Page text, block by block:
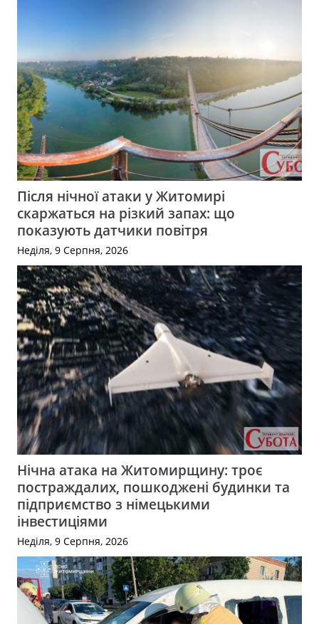
Після нічної атаки у Житомирі
скаржаться на різкий запах: що
показують датчики повітря
Неділя, 9 Серпня, 2026
Нічна атака на Житомирщину: троє
постраждалих, пошкоджені будинки та
підприємство з німецькими
інвестиціями
Неділя, 9 Серпня, 2026